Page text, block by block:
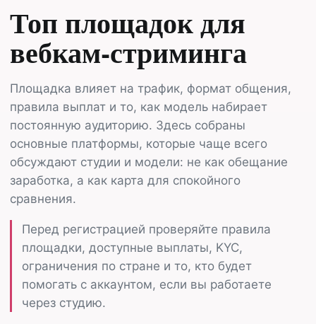
Топ площадок для
вебкам-стриминга
Площадка влияет на трафик, формат общения,
правила выплат и то, как модель набирает
постоянную аудиторию. Здесь собраны
основные платформы, которые чаще всего
обсуждают студии и модели: не как обещание
заработка, а как карта для спокойного
сравнения.
Перед регистрацией проверяйте правила
площадки, доступные выплаты, KYC,
ограничения по стране и то, кто будет
помогать с аккаунтом, если вы работаете
через студию.